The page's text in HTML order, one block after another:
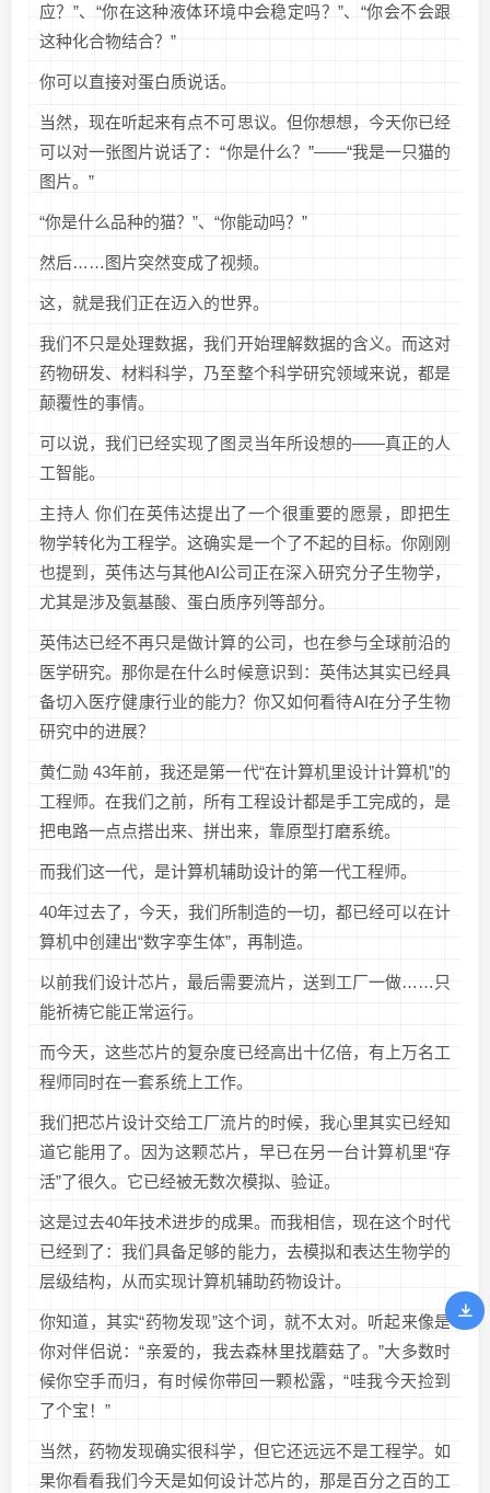
应？”、“你在这种液体环境中会稳定吗？”、“你会不会跟
这种化合物结合？”
你可以直接对蛋白质说话。
当然，现在听起来有点不可思议。但你想想，今天你已经
可以对一张图片说话了：“你是什么？”——“我是一只猫的
图片。”
“你是什么品种的猫？”、“你能动吗？”
然后……图片突然变成了视频。
这，就是我们正在迈入的世界。
我们不只是处理数据，我们开始理解数据的含义。而这对
药物研发、材料科学，乃至整个科学研究领域来说，都是
颠覆性的事情。
可以说，我们已经实现了图灵当年所设想的——真正的人
工智能。
主持人 你们在英伟达提出了一个很重要的愿景，即把生
物学转化为工程学。这确实是一个了不起的目标。你刚刚
也提到，英伟达与其他AI公司正在深入研究分子生物学，
尤其是涉及氨基酸、蛋白质序列等部分。
英伟达已经不再只是做计算的公司，也在参与全球前沿的
医学研究。那你是在什么时候意识到：英伟达其实已经具
备切入医疗健康行业的能力？你又如何看待AI在分子生物
研究中的进展？
黄仁勋 43年前，我还是第一代“在计算机里设计计算机”的
工程师。在我们之前，所有工程设计都是手工完成的，是
把电路一点点搭出来、拼出来，靠原型打磨系统。
而我们这一代，是计算机辅助设计的第一代工程师。
40年过去了，今天，我们所制造的一切，都已经可以在计
算机中创建出“数字孪生体”，再制造。
以前我们设计芯片，最后需要流片，送到工厂一做……只
能祈祷它能正常运行。
而今天，这些芯片的复杂度已经高出十亿倍，有上万名工
程师同时在一套系统上工作。
我们把芯片设计交给工厂流片的时候，我心里其实已经知
道它能用了。因为这颗芯片，早已在另一台计算机里“存
活”了很久。它已经被无数次模拟、验证。
这是过去40年技术进步的成果。而我相信，现在这个时代
已经到了：我们具备足够的能力，去模拟和表达生物学的
层级结构，从而实现计算机辅助药物设计。
你知道，其实“药物发现”这个词，就不太对。听起来像是
你对伴侣说：“亲爱的，我去森林里找蘑菇了。”大多数时
候你空手而归，有时候你带回一颗松露，“哇我今天捡到
了个宝！”
当然，药物发现确实很科学，但它还远远不是工程学。如
果你看看我们今天是如何设计芯片的，那是百分之百的工